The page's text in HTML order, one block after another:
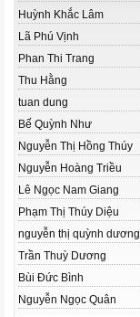
Huỳnh Khắc Lâm
Lã Phú Vịnh
Phan Thi Trang
Thu Hằng
tuan dung
Bế Quỳnh Như
Nguyễn Thị Hồng Thúy
Nguyễn Hoàng Triều
Lê Ngọc Nam Giang
Phạm Thị Thúy Diệu
nguyễn thị quỳnh dương
Trần Thuỳ Dương
Bùi Đức Bình
Nguyễn Ngọc Quân